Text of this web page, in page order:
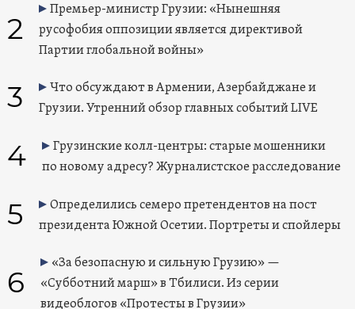
2
Премьер-министр Грузии: «Нынешняя
русофобия оппозиции является директивой
Партии глобальной войны»
3
Что обсуждают в Армении, Азербайджане и
Грузии. Утренний обзор главных событий LIVE
4
Грузинские колл-центры: старые мошенники
по новому адресу? Журналистское расследование
5
Определились семеро претендентов на пост
президента Южной Осетии. Портреты и спойлеры
6
«За безопасную и сильную Грузию» —
«Субботний марш» в Тбилиси. Из серии
видеоблогов «Протесты в Грузии»